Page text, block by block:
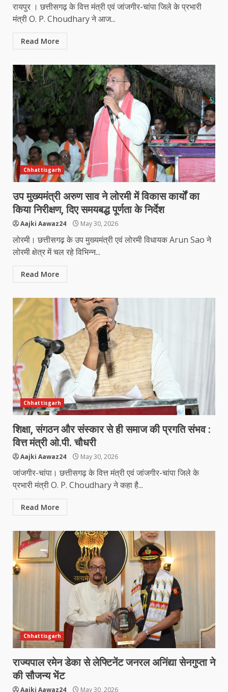
रायपुर । छत्तीसगढ़ के वित्त मंत्री एवं जांजगीर-चांपा जिले के प्रभारी
मंत्री O. P. Choudhary ने आज...
Read More
Chhattisgarh
उप मुख्यमंत्री अरुण साव ने लोरमी में विकास कार्यों का
किया निरीक्षण, दिए समयबद्ध पूर्णता के निर्देश
Aajki Aawaz24 May 30, 2026
लोरमी। छत्तीसगढ़ के उप मुख्यमंत्री एवं लोरमी विधायक Arun Sao ने
लोरमी क्षेत्र में चल रहे विभिन्न...
Read More
Chhattisgarh
शिक्षा, संगठन और संस्कार से ही समाज की प्रगति संभव :
वित्त मंत्री ओ.पी. चौधरी
Aajki Aawaz24 May 30, 2026
जांजगीर-चांपा। छत्तीसगढ़ के वित्त मंत्री एवं जांजगीर-चांपा जिले के
प्रभारी मंत्री O. P. Choudhary ने कहा है...
Read More
Chhattisgarh
राज्यपाल रमेन डेका से लेफ्टिनेंट जनरल अनिंद्या सेनगुप्ता ने
की सौजन्य भेंट
Aajki Aawaz24 May 30, 2026